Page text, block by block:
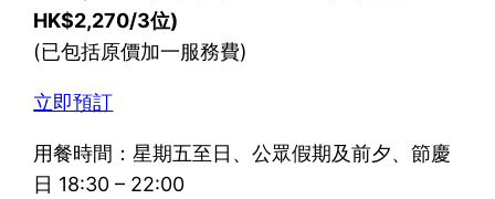
HK$2,270/3位)
(已包括原價加一服務費)
立即預訂
用餐時間：星期五至日、公眾假期及前夕、節慶
日 18:30 – 22:00